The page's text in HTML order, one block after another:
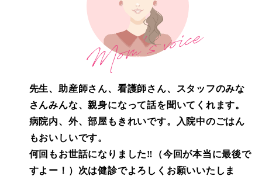
先生、助産師さん、看護師さん、スタッフのみな
さんみんな、親身になって話を聞いてくれます。
病院内、外、部屋もきれいです。入院中のごはん
もおいしいです。
何回もお世話になりました‼（今回が本当に最後で
すよー！）次は健診でよろしくお願いいたしま